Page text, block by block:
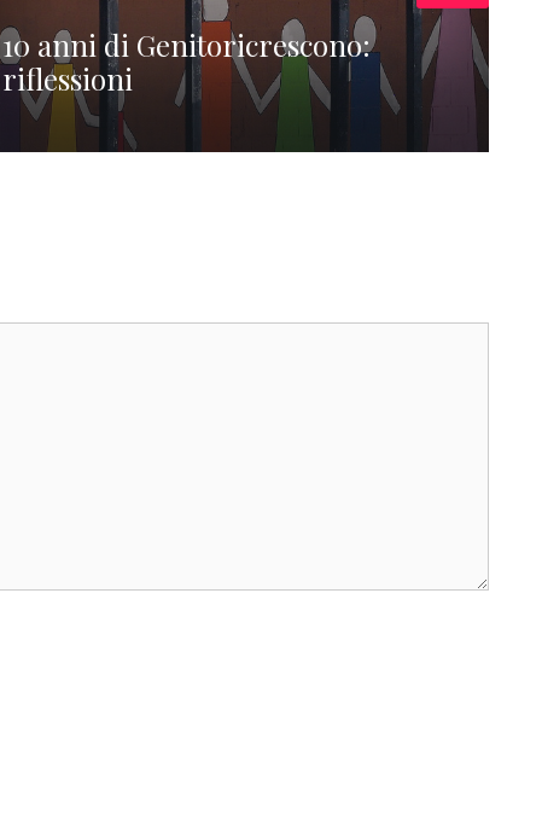
10 anni di Genitoricrescono:
riflessioni